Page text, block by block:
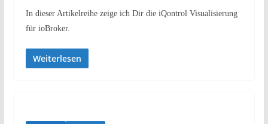
In dieser Artikelreihe zeige ich Dir die iQontrol Visualisierung
für ioBroker.
Weiterlesen